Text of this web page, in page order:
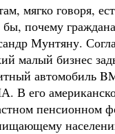
мягко говоря,
почему
Мунтяну.
малый бизнес
автомобиль
В его
пенсионном